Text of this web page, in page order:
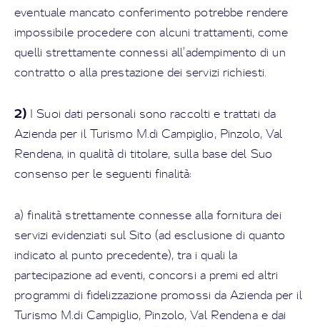
eventuale mancato conferimento potrebbe rendere
impossibile procedere con alcuni trattamenti, come
quelli strettamente connessi all’adempimento di un
contratto o alla prestazione dei servizi richiesti.
2) I Suoi dati personali sono raccolti e trattati da
Azienda per il Turismo M.di Campiglio, Pinzolo, Val
Rendena, in qualità di titolare, sulla base del Suo
consenso per le seguenti finalità:
a) finalità strettamente connesse alla fornitura dei
servizi evidenziati sul Sito (ad esclusione di quanto
indicato al punto precedente), tra i quali la
partecipazione ad eventi, concorsi a premi ed altri
programmi di fidelizzazione promossi da Azienda per il
Turismo M.di Campiglio, Pinzolo, Val Rendena e dai